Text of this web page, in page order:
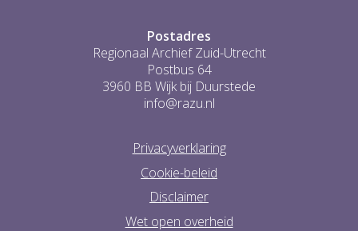
Postadres
Regionaal Archief Zuid-Utrecht
Postbus 64
3960 BB Wijk bij Duurstede
info@razu.nl
Privacyverklaring
Cookie-beleid
Disclaimer
Wet open overheid